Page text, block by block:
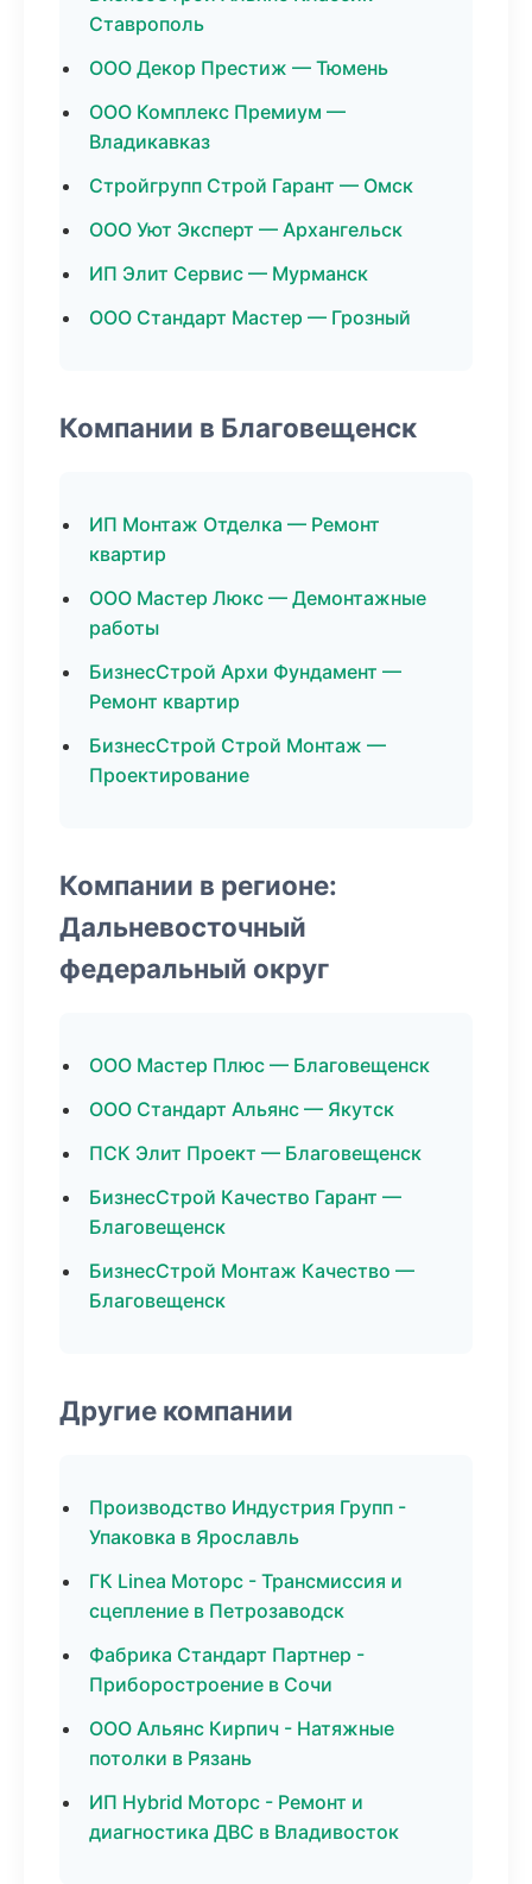
Ставрополь
ООО Декор Престиж — Тюмень
ООО Комплекс Премиум —
Владикавказ
Стройгрупп Строй Гарант — Омск
ООО Уют Эксперт — Архангельск
ИП Элит Сервис — Мурманск
ООО Стандарт Мастер — Грозный
Компании в Благовещенск
ИП Монтаж Отделка — Ремонт
квартир
ООО Мастер Люкс — Демонтажные
работы
БизнесСтрой Архи Фундамент —
Ремонт квартир
БизнесСтрой Строй Монтаж —
Проектирование
Компании в регионе:
Дальневосточный
федеральный округ
ООО Мастер Плюс — Благовещенск
ООО Стандарт Альянс — Якутск
ПСК Элит Проект — Благовещенск
БизнесСтрой Качество Гарант —
Благовещенск
БизнесСтрой Монтаж Качество —
Благовещенск
Другие компании
Производство Индустрия Групп -
Упаковка в Ярославль
ГК Linea Моторс - Трансмиссия и
сцепление в Петрозаводск
Фабрика Стандарт Партнер -
Приборостроение в Сочи
ООО Альянс Кирпич - Натяжные
потолки в Рязань
ИП Hybrid Моторс - Ремонт и
диагностика ДВС в Владивосток